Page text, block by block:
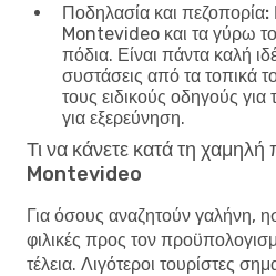
Ποδηλασία και πεζοπορία:
Montevideo και τα γύρω
πόδια. Είναι πάντα καλή
συστάσεις από τα τοπικά
τους ειδικούς οδηγούς για
για εξερεύνηση.
Τι να κάνετε κατά τη χαμηλή
Montevideo
Για όσους αναζητούν γαλήνη,
φιλικές προς τον
τέλεια. Λιγότεροι τουρίστες